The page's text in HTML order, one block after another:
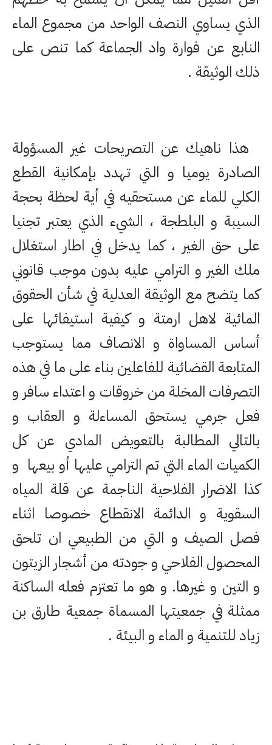
الذي يساوي النصف الواحد من مجموع الماء
النابع عن فوارة واد الجماعة كما تنص على
ذلك الوثيقة .
هذا ناهيك عن التصريحات غير المسؤولة
الصادرة يوميا و التي تهدد بإمكانية القطع
الكلي للماء عن مستحقيه في أية لحظة بحجة
السيبة و البلطجة ، الشيء الذي يعتبر تجنيا
على حق الغير ، كما يدخل في اطار استغلال
ملك الغير و الترامي عليه بدون موجب قانوني
كما يتضح مع الوثيقة العدلية في شأن الحقوق
المائية لاهل ارمتة و كيفية استيفائها على
أساس المساواة و الانصاف مما يستوجب
المتابعة القضائية للفاعلين بناء على ما في هذه
التصرفات المخلة من خروقات و اعتداء سافر و
فعل جرمي يستحق المساءلة و العقاب و
بالتالي المطالبة بالتعويض المادي عن كل
الكميات الماء التي تم الترامي عليها أو بيعها و
كذا الاضرار الفلاحية الناجمة عن قلة المياه
السقوية و الدائمة الانقطاع خصوصا اثناء
فصل الصيف و التي من الطبيعي ان تلحق
المحصول الفلاحي و جودته من أشجار الزيتون
و التين و غيرها. و هو ما تعتزم فعله الساكنة
ممثلة في جمعيتها المسماة جمعية طارق بن
زياد للتنمية و الماء و البيئة .